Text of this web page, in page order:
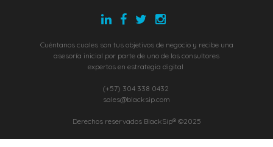
Cuéntanos cuales son tus objetivos de negocio y recibe una
asesoría inicial por parte de uno de los consultores
expertos en estrategia digital
(+57) 304 338 0432
sales@blacksip.com
Derechos reservados BlackSip® ©2025